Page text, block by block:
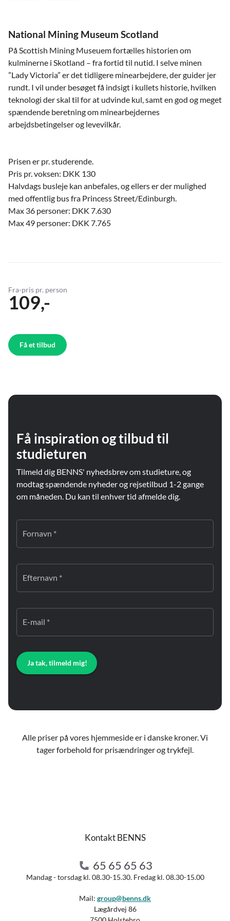
National Mining Museum Scotland
På Scottish Mining Museuem fortælles historien om
kulminerne i Skotland – fra fortid til nutid. I selve minen
”Lady Victoria” er det tidligere minearbejdere, der guider jer
rundt. I vil under besøget få indsigt i kullets historie, hvilken
teknologi der skal til for at udvinde kul, samt en god og meget
spændende beretning om minearbejdernes
arbejdsbetingelser og levevilkår.
Prisen er pr. studerende.
Pris pr. voksen: DKK 130
Halvdags busleje kan anbefales, og ellers er der mulighed
med offentlig bus fra Princess Street/Edinburgh.
Max 36 personer: DKK 7.630
Max 49 personer: DKK 7.765
Fra-pris pr. person
109,-
Få et tilbud
Få inspiration og tilbud til
studieturen
Tilmeld dig BENNS' nyhedsbrev om studieture, og
modtag spændende nyheder og rejsetilbud 1-2 gange
om måneden. Du kan til enhver tid afmelde dig.
Fornavn *
Efternavn *
E-mail *
Ja tak, tilmeld mig!
Alle priser på vores hjemmeside er i danske kroner. Vi
tager forbehold for prisændringer og trykfejl.
Kontakt BENNS
65 65 65 63
Mandag - torsdag kl. 08.30-15.30. Fredag kl. 08.30-15.00
Mail: group@benns.dk
Lægårdvej 86